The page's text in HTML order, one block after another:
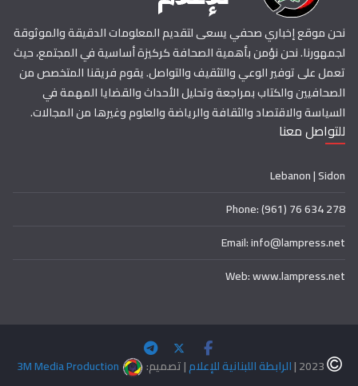
نحن موقع إخباري صحفي يسعى لتقديم المعلومات الدقيقة والموثوقة
لجمهورنا. نحن نؤمن بأهمية الصحافة كركيزة أساسية في المجتمع، حيث
تعمل على توفير الوعي والتثقيف والتواصل. يقوم فريقنا المتخصص من
الصحافيين والكتاب بمراجعة وتحليل الأحداث والقضايا المهمة في
السياسة والاقتصاد والثقافة والرياضة والعلوم وغيرها من المجالات.
للتواصل معنا
Lebanon | Sidon
Phone: (961) 76 634 278
Email: info@lampress.net
Web: www.lampress.net
الرابطة اللبنانية للإعلام| تصميم: 3M Media Production